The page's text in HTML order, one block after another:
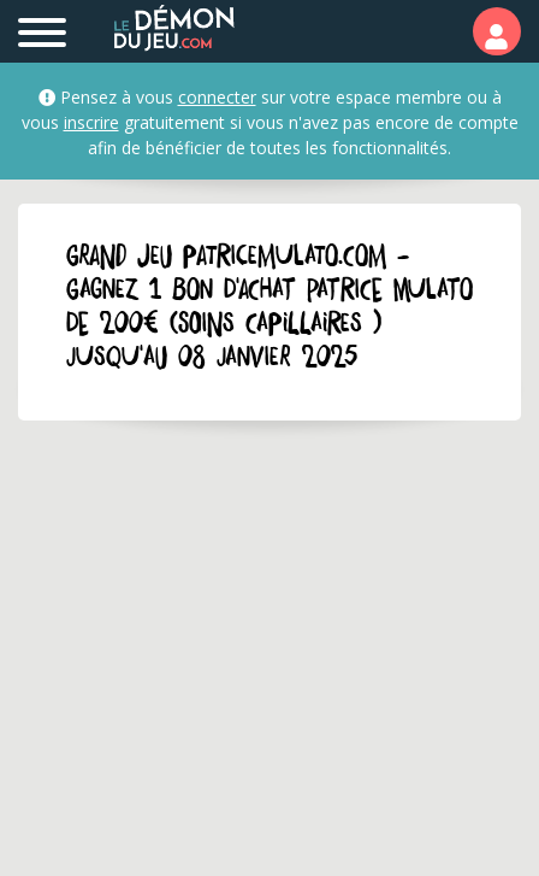
Pensez à vous connectersur votre espace membre ou à
vous inscrire gratuitement si vous n'avez pas encore de compte
afin de bénéficier de toutes les fonctionnalités.
GRAND JEU patricemulato.com -
Gagnez 1 bon d'achat Patrice Mulato
de 200€ (Soins capillaires )
jusqu'au 08 janvier 2025